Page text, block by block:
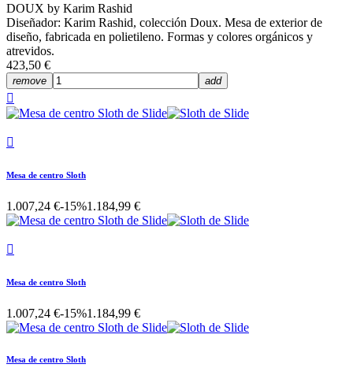
DOUX by Karim Rashid
Diseñador: Karim Rashid, colección Doux. Mesa de exterior de
diseño, fabricada en polietileno. Formas y colores orgánicos y
atrevidos.
423,50 €
remove add


Mesa de centro Sloth
1.007,24 €-15%1.184,99 €

Mesa de centro Sloth
1.007,24 €-15%1.184,99 €
Mesa de centro Sloth